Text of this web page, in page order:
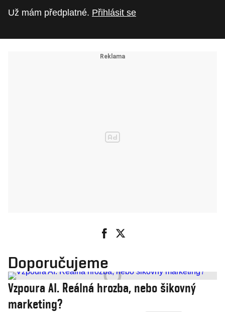
Už mám předplatné. Přihlásit se
Doporučujeme
Vzpoura AI. Reálná hrozba, nebo šikovný
marketing?